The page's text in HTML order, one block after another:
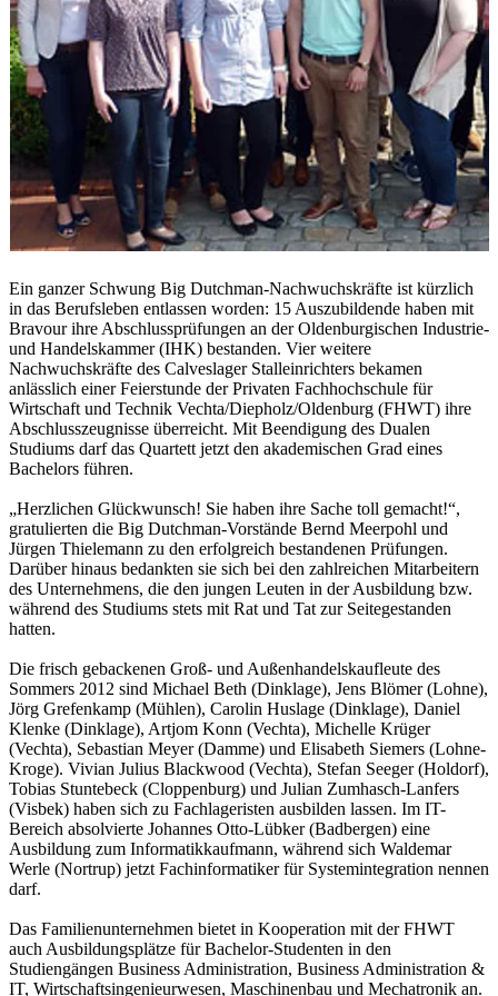
Ein ganzer Schwung Big Dutchman-Nachwuchskräfte ist kürzlich
in das Berufsleben entlassen worden: 15 Auszubildende haben mit
Bravour ihre Abschlussprüfungen an der Oldenburgischen Industrie-
und Handelskammer (IHK) bestanden. Vier weitere
Nachwuchskräfte des Calveslager Stalleinrichters bekamen
anlässlich einer Feierstunde der Privaten Fachhochschule für
Wirtschaft und Technik Vechta/Diepholz/Oldenburg (FHWT) ihre
Abschlusszeugnisse überreicht. Mit Beendigung des Dualen
Studiums darf das Quartett jetzt den akademischen Grad eines
Bachelors führen.
„Herzlichen Glückwunsch! Sie haben ihre Sache toll gemacht!“,
gratulierten die Big Dutchman-Vorstände Bernd Meerpohl und
Jürgen Thielemann zu den erfolgreich bestandenen Prüfungen.
Darüber hinaus bedankten sie sich bei den zahlreichen Mitarbeitern
des Unternehmens, die den jungen Leuten in der Ausbildung bzw.
während des Studiums stets mit Rat und Tat zur Seitegestanden
hatten.
Die frisch gebackenen Groß- und Außenhandelskaufleute des
Sommers 2012 sind Michael Beth (Dinklage), Jens Blömer (Lohne),
Jörg Grefenkamp (Mühlen), Carolin Huslage (Dinklage), Daniel
Klenke (Dinklage), Artjom Konn (Vechta), Michelle Krüger
(Vechta), Sebastian Meyer (Damme) und Elisabeth Siemers (Lohne-
Kroge). Vivian Julius Blackwood (Vechta), Stefan Seeger (Holdorf),
Tobias Stuntebeck (Cloppenburg) und Julian Zumhasch-Lanfers
(Visbek) haben sich zu Fachlageristen ausbilden lassen. Im IT-
Bereich absolvierte Johannes Otto-Lübker (Badbergen) eine
Ausbildung zum Informatikkaufmann, während sich Waldemar
Werle (Nortrup) jetzt Fachinformatiker für Systemintegration nennen
darf.
Das Familienunternehmen bietet in Kooperation mit der FHWT
auch Ausbildungsplätze für Bachelor-Studenten in den
Studiengängen Business Administration, Business Administration &
IT, Wirtschaftsingenieurwesen, Maschinenbau und Mechatronik an.